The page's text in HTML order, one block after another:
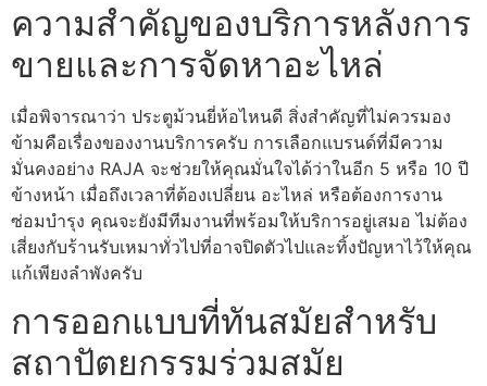
ความสำคัญของบริการหลังการ
ขายและการจัดหาอะไหล่
เมื่อพิจารณาว่า ประตูม้วนยี่ห้อไหนดี สิ่งสำคัญที่ไม่ควรมอง
ข้ามคือเรื่องของงานบริการครับ การเลือกแบรนด์ที่มีความ
มั่นคงอย่าง RAJA จะช่วยให้คุณมั่นใจได้ว่าในอีก 5 หรือ 10 ปี
ข้างหน้า เมื่อถึงเวลาที่ต้องเปลี่ยน อะไหล่ หรือต้องการงาน
ซ่อมบำรุง คุณจะยังมีทีมงานที่พร้อมให้บริการอยู่เสมอ ไม่ต้อง
เสี่ยงกับร้านรับเหมาทั่วไปที่อาจปิดตัวไปและทิ้งปัญหาไว้ให้คุณ
แก้เพียงลำพังครับ
การออกแบบที่ทันสมัยสำหรับ
สถาปัตยกรรมร่วมสมัย